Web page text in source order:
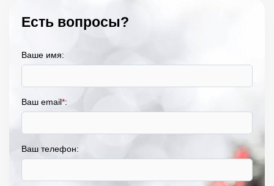
Есть вопросы?
Ваше имя:
Ваш email*:
Ваш телефон: